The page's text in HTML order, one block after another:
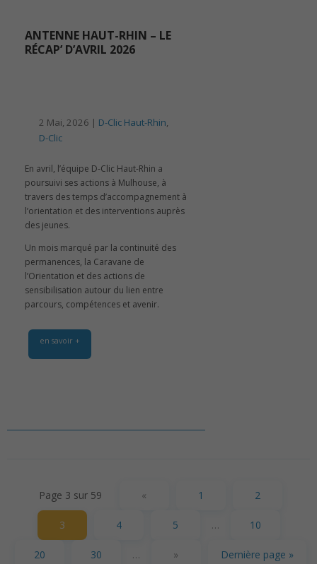
ANTENNE HAUT-RHIN – LE
RÉCAP’ D’AVRIL 2026
2 Mai, 2026 | D-Clic Haut-Rhin,
D-Clic
En avril, l’équipe D-Clic Haut-Rhin a
poursuivi ses actions à Mulhouse, à
travers des temps d’accompagnement à
l’orientation et des interventions auprès
des jeunes.
Un mois marqué par la continuité des
permanences, la Caravane de
l’Orientation et des actions de
sensibilisation autour du lien entre
parcours, compétences et avenir.
en savoir +
Page 3 sur 59 « 1 2
3 4 5 … 10
20 30 … » Dernière page »